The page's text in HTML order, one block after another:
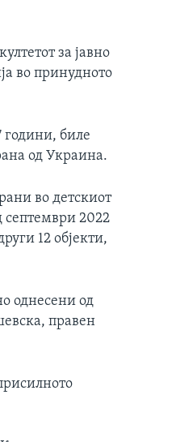
за јавно
во принудното
години, биле
од Украина.
во детскиот
септември 2022
12 објекти,
однесени од
правен